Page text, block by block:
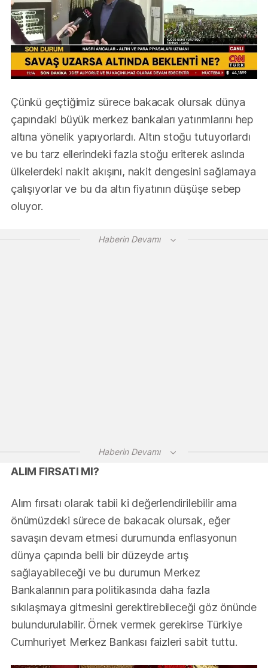
Çünkü geçtiğimiz sürece bakacak olursak dünya
çapındaki büyük merkez bankaları yatırımlarını hep
altına yönelik yapıyorlardı. Altın stoğu tutuyorlardı
ve bu tarz ellerindeki fazla stoğu eriterek aslında
ülkelerdeki nakit akışını, nakit dengesini sağlamaya
çalışıyorlar ve bu da altın fiyatının düşüşe sebep
oluyor.
Haberin Devamı
Haberin Devamı
ALIM FIRSATI MI?
Alım fırsatı olarak tabii ki değerlendirilebilir ama
önümüzdeki sürece de bakacak olursak, eğer
savaşın devam etmesi durumunda enflasyonun
dünya çapında belli bir düzeyde artış
sağlayabileceği ve bu durumun Merkez
Bankalarının para politikasında daha fazla
sıkılaşmaya gitmesini gerektirebileceği göz önünde
bulundurulabilir. Örnek vermek gerekirse Türkiye
Cumhuriyet Merkez Bankası faizleri sabit tuttu.